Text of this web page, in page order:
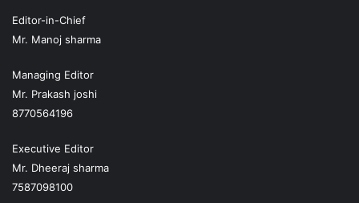
Editor-in-Chief
Mr. Manoj sharma
Managing Editor
Mr. Prakash joshi
8770564196
Executive Editor
Mr. Dheeraj sharma
7587098100